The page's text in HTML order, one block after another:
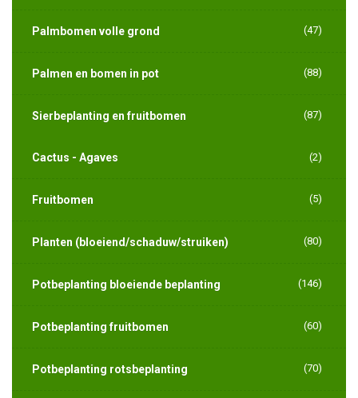
Palmbomen volle grond (47)
Palmen en bomen in pot (88)
Sierbeplanting en fruitbomen (87)
Cactus - Agaves (2)
Fruitbomen (5)
Planten (bloeiend/schaduw/struiken) (80)
Potbeplanting bloeiende beplanting (146)
Potbeplanting fruitbomen (60)
Potbeplanting rotsbeplanting (70)